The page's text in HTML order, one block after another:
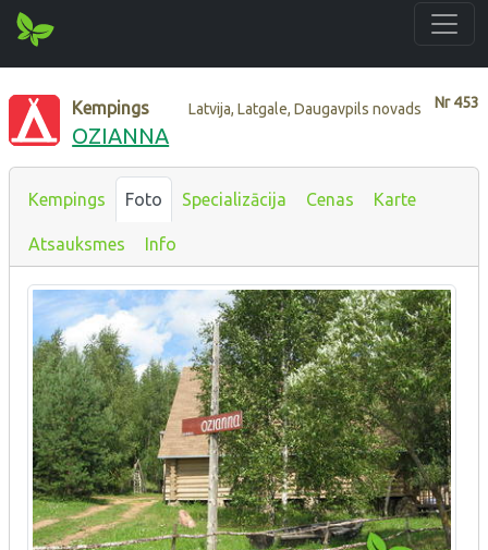
Nr453
Kempings Latvija, Latgale, Daugavpils novads
OZIANNA
Kempings Foto Specializācija Cenas Karte
Atsauksmes Info